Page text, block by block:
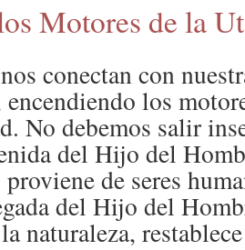
Motores de la
conectan con
los
No debemos salir
del Hijo del
de seres
del Hijo del
naturaleza,